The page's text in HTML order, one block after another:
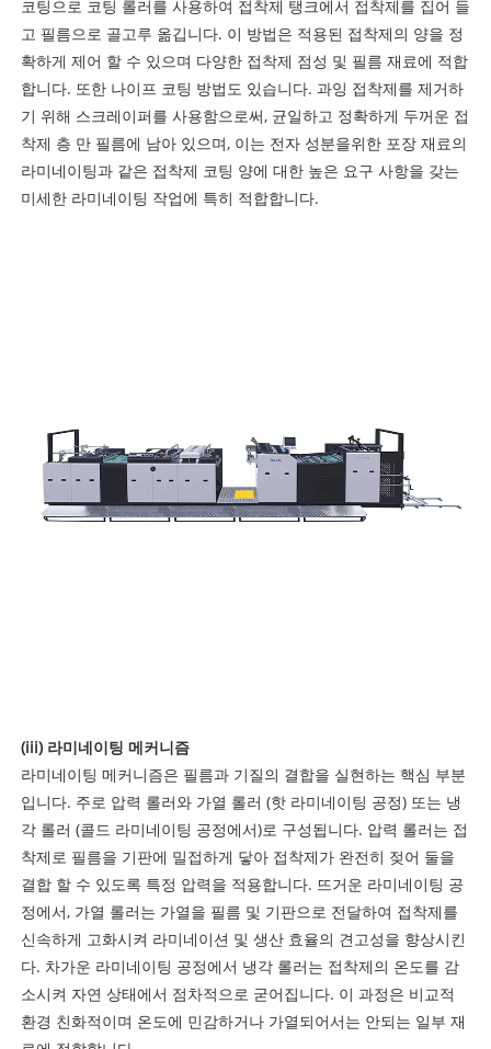
코팅으로 코팅 롤러를 사용하여 접착제 탱크에서 접착제를 집어 들
고 필름으로 골고루 옮깁니다. 이 방법은 적용된 접착제의 양을 정
확하게 제어 할 수 있으며 다양한 접착제 점성 및 필름 재료에 적합
합니다. 또한 나이프 코팅 방법도 있습니다. 과잉 접착제를 제거하
기 위해 스크레이퍼를 사용함으로써, 균일하고 정확하게 두꺼운 접
착제 층 만 필름에 남아 있으며, 이는 전자 성분을위한 포장 재료의
라미네이팅과 같은 접착제 코팅 양에 대한 높은 요구 사항을 갖는
미세한 라미네이팅 작업에 특히 적합합니다.
(iii) 라미네이팅 메커니즘
라미네이팅 메커니즘은 필름과 기질의 결합을 실현하는 핵심 부분
입니다. 주로 압력 롤러와 가열 롤러 (핫 라미네이팅 공정) 또는 냉
각 롤러 (콜드 라미네이팅 공정에서)로 구성됩니다. 압력 롤러는 접
착제로 필름을 기판에 밀접하게 닿아 접착제가 완전히 젖어 둘을
결합 할 수 있도록 특정 압력을 적용합니다. 뜨거운 라미네이팅 공
정에서, 가열 롤러는 가열을 필름 및 기판으로 전달하여 접착제를
신속하게 고화시켜 라미네이션 및 생산 효율의 견고성을 향상시킨
다. 차가운 라미네이팅 공정에서 냉각 롤러는 접착제의 온도를 감
소시켜 자연 상태에서 점차적으로 굳어집니다. 이 과정은 비교적
환경 친화적이며 온도에 민감하거나 가열되어서는 안되는 일부 재